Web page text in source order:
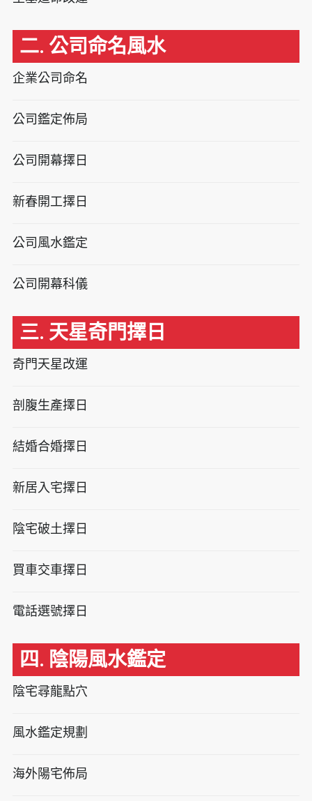
二. 公司命名風水
企業公司命名
公司鑑定佈局
公司開幕擇日
新春開工擇日
公司風水鑑定
公司開幕科儀
三. 天星奇門擇日
奇門天星改運
剖腹生產擇日
結婚合婚擇日
新居入宅擇日
陰宅破土擇日
買車交車擇日
電話選號擇日
四. 陰陽風水鑑定
陰宅尋龍點穴
風水鑑定規劃
海外陽宅佈局